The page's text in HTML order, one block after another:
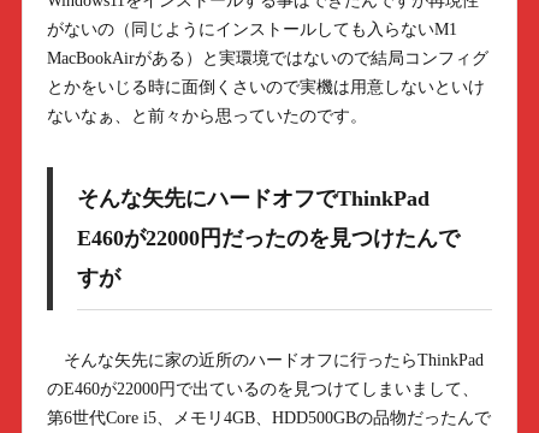
がないの（同じようにインストールしても入らないM1
MacBookAirがある）と実環境ではないので結局コンフィグ
とかをいじる時に面倒くさいので実機は用意しないといけ
ないなぁ、と前々から思っていたのです。
そんな矢先にハードオフでThinkPad
E460が22000円だったのを見つけたんで
すが
そんな矢先に家の近所のハードオフに行ったらThinkPad
のE460が22000円で出ているのを見つけてしまいまして、
第6世代Core i5、メモリ4GB、HDD500GBの品物だったんで